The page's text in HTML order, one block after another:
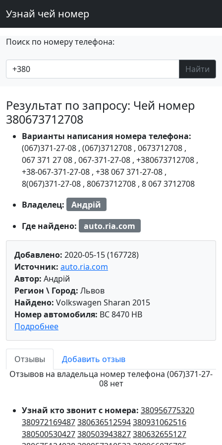
Узнай чей номер
Поиск по номеру телефона:
Найти
Результат по запросу: Чей номер
380673712708
Варианты написания номера телефона:
(067)371-27-08 , (067)3712708 , 0673712708 ,
067 371 27 08 , 067-371-27-08 , +380673712708 ,
+38-067-371-27-08 , +38 067 371-27-08 ,
8(067)371-27-08 , 80673712708 , 8 067 3712708
Владелец:
Андрій
Где найдено:
auto.ria.com
Добавлено: 2020-05-15 (167728)
Источник: auto.ria.com
Автор: Андрій
Регион \ Город: Львов
Найдено: Volkswagen Sharan 2015
Номер автомобиля: BC 8470 HB
Подробнее
Отзывы
Добавить отзыв
Отзывов на владельца номер телефона (067)371-27-
08 нет
Узнай кто звонит с номера: 380956775320
380972169487380636512594380931062516
380500530427380503943827380632655127